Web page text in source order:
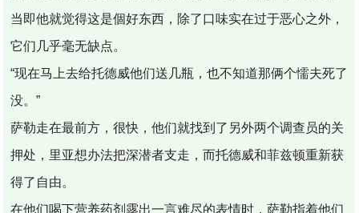
当即他就觉得这是個好东西，除了口味实在过于恶心之外，
它们几乎毫无缺点。
“现在马上去给托德威他们送几瓶，也不知道那俩个懦夫死了
没。”
萨勒走在最前方，很快，他们就找到了另外两个调查员的关
押处，里亚想办法把深潜者支走，而托德威和菲兹顿重新获
得了自由。
在他们喝下营养药剂露出一言难尽的表情时，萨勒指着他们